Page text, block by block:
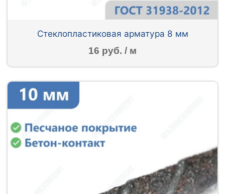
Стеклопластиковая арматура 8 мм
16 руб. / м